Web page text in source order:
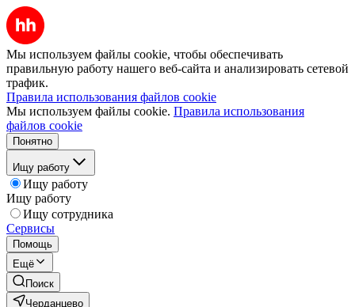
Мы используем файлы cookie, чтобы обеспечивать
правильную работу нашего веб-сайта и анализировать сетевой
трафик.
Правила использования файлов cookie
Мы используем файлы cookie. Правила использования
файлов cookie
Понятно
Ищу работу
Ищу работу
Ищу работу
Ищу сотрудника
Сервисы
Помощь
Ещё
Поиск
Черданцево